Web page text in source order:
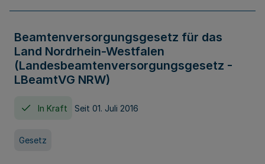
Beamtenversorgungsgesetz für das
Land Nordrhein-Westfalen
(Landesbeamtenversorgungsgesetz -
LBeamtVG NRW)
In Kraft Seit 01. Juli 2016
Gesetz